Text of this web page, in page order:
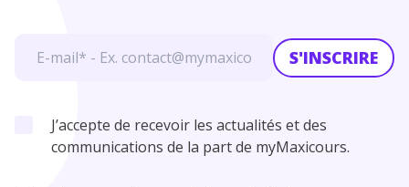
S'INSCRIRE
J’accepte de recevoir les actualités et des
communications de la part de myMaxicours.